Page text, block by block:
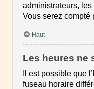
administrateurs,
Vous serez compté
Haut
Les heures ne
Il est possible que
fuseau horaire